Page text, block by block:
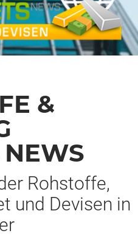
&
Rohstoffe,
und Devisen in